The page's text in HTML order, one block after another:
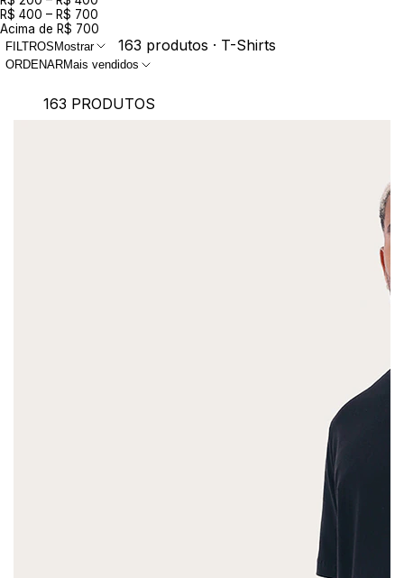
R$ 400 – R$ 700
Acima de R$ 700
FILTROS Mostrar 163 produtos · T-Shirts
ORDENARMais vendidos
163 PRODUTOS